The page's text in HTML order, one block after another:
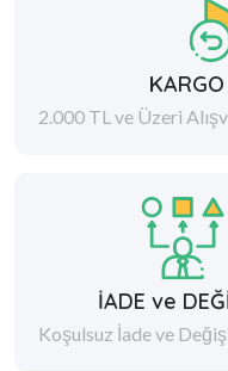
2.000 TL ve Üzeri
İADE ve
Koşulsuz İade ve